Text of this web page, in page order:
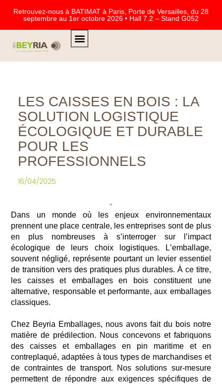
Retrouvez-nous à BATIMAT à Paris, Porte de Versailles, du 28
septembre au 1er octobre 2026 • Hall 7.2 – Stand G052
LES CAISSES EN BOIS : LA
SOLUTION LOGISTIQUE
ÉCOLOGIQUE ET DURABLE
POUR LES
PROFESSIONNELS
16/04/2025
Dans un monde où les enjeux environnementaux
prennent une place centrale, les entreprises sont de plus
en plus nombreuses à s’interroger sur l’impact
écologique de leurs choix logistiques. L’emballage,
souvent négligé, représente pourtant un levier essentiel
de transition vers des pratiques plus durables. À ce titre,
les caisses et emballages en bois constituent une
alternative, responsable et performante,aux emballages
classiques.
Chez Beyria Emballages, nous avons fait du bois notre
matière de prédilection. Nous concevons et fabriquons
des caisses et emballages en pin maritime et en
contreplaqué, adaptées à tous types de marchandises et
de contraintes de transport. Nos solutions sur-mesure
permettent de répondre aux exigences spécifiques de